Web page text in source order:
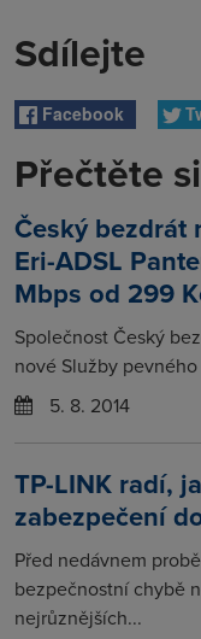
Sdílejte
Facebook
Přečtěte
Český
Eri-ADSL
Mbps od 299
Společnost Český
nové Služby
5. 8. 2014
TP-LINK radí,
zabezpečení
Před nedávnem
bezpečnostní chybě
nejrůznějších...